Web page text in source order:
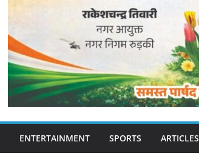
ENTERTAINMENT SPORTS ARTICLES